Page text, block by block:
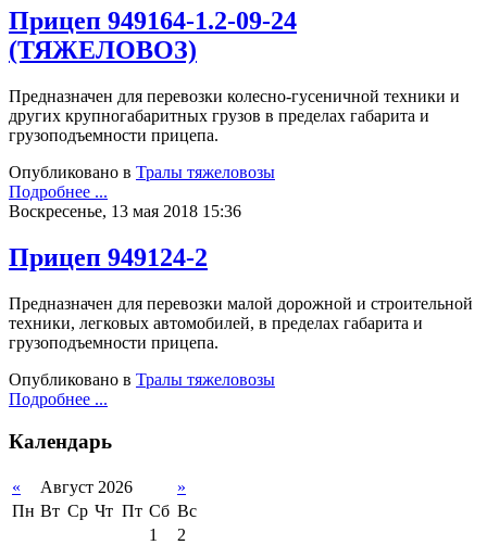
Прицеп 949164-1.2-09-24
(ТЯЖЕЛОВОЗ)
Предназначен для перевозки колесно-гусеничной техники и
других крупногабаритных грузов в пределах габарита и
грузоподъемности прицепа.
Опубликовано в Тралы тяжеловозы
Подробнее ...
Воскресенье, 13 мая 2018 15:36
Прицеп 949124-2
Предназначен для перевозки малой дорожной и строительной
техники, легковых автомобилей, в пределах габарита и
грузоподъемности прицепа.
Опубликовано в Тралы тяжеловозы
Подробнее ...
Календарь
« Август 2026
»
Пн Вт Ср Чт Пт Сб Вс
1
2